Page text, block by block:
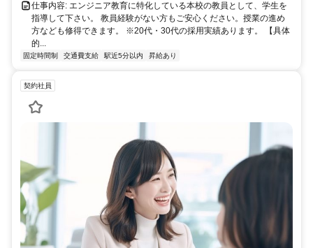
仕事内容: エンジニア教育に特化している本校の教員として、学生を
指導して下さい。 教員経験がない方もご安心ください。授業の進め
方なども修得できます。 ※20代・30代の採用実績あります。 【具体
的...
固定時間制 交通費支給 駅近5分以内 昇給あり
契約社員